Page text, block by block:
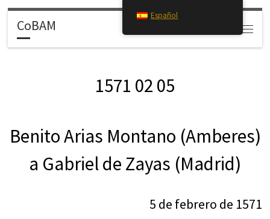
CoBAM
Search
1571 02 05
Benito Arias Montano (Amberes)
a Gabriel de Zayas (Madrid)
5 de febrero de 1571
Español